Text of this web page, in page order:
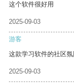
这个软件很好用
2025-09-03
游客
这款学习软件的社区
2025-09-03